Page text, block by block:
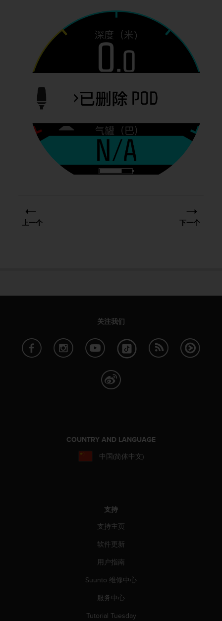
上一个 下一个
关注我们
COUNTRY AND LANGUAGE
中国(简体中文)
支持
支持主页
软件更新
用户指南
Suunto 维修中心
服务中心
Tutorial Tuesday